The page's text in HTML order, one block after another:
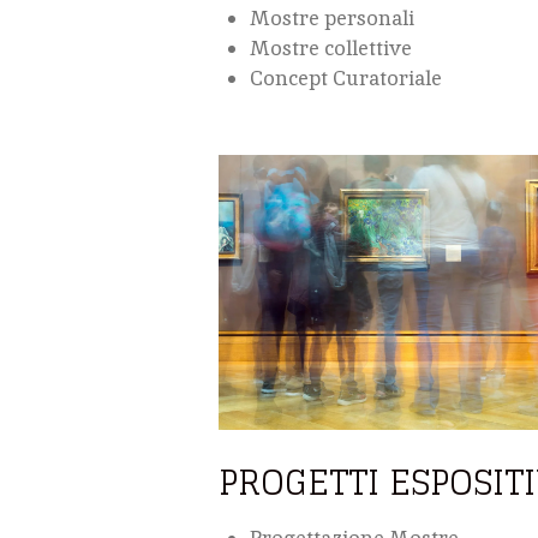
Mostre personali
Mostre collettive
Concept Curatoriale
PROGETTI